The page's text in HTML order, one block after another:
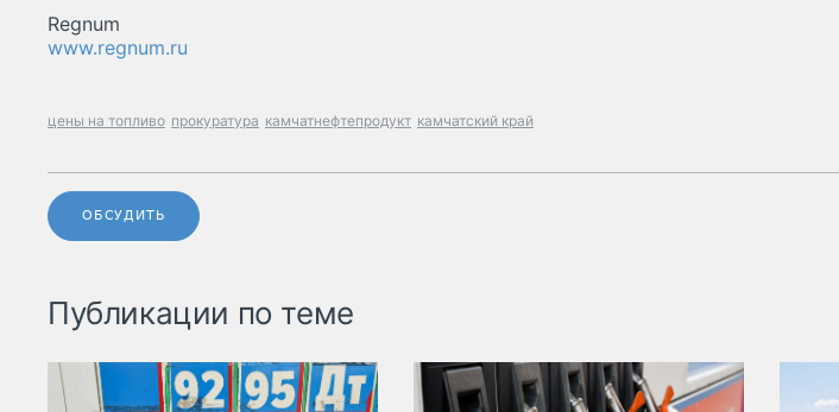
Regnum
www.regnum.ru
цены на топливо прокуратура камчатнефтепродукт камчатский край
ОБСУДИТЬ
Публикации по теме